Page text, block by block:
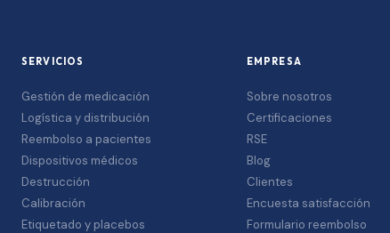
SERVICIOS
Gestión de medicación
Logística y distribución
Reembolso a pacientes
Dispositivos médicos
Destrucción
Calibración
Etiquetado y placebos
EMPRESA
Sobre nosotros
Certificaciones
RSE
Blog
Clientes
Encuesta satisfacción
Formulario reembolso